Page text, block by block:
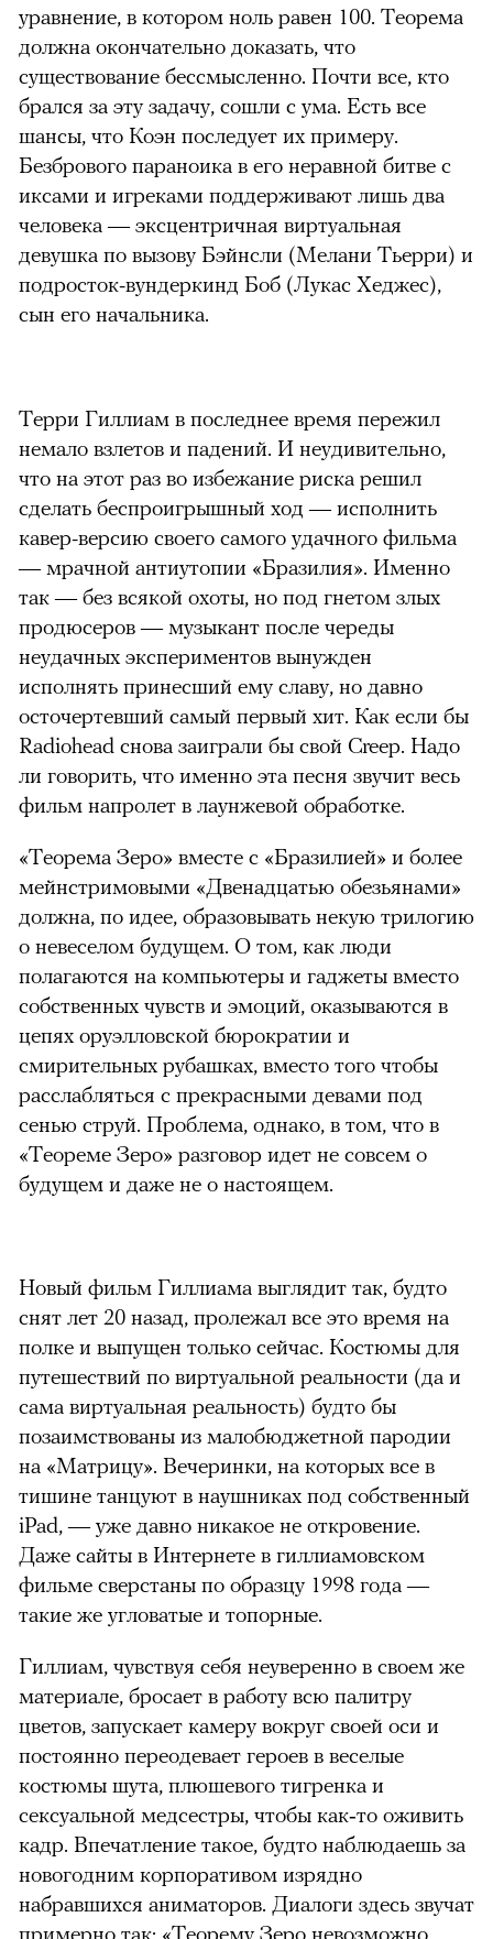
уравнение, в котором ноль равен 100. Теорема
должна окончательно доказать, что
существование бессмысленно. Почти все, кто
брался за эту задачу, сошли с ума. Есть все
шансы, что Коэн последует их примеру.
Безбрового параноика в его неравной битве с
иксами и игреками поддерживают лишь два
человека — эксцентричная виртуальная
девушка по вызову Бэйнсли (Мелани Тьерри) и
подросток-вундеркинд Боб (Лукас Хеджес),
сын его начальника.
00:00/00:00
можно через
Терри Гиллиам в последнее время пережил
немало взлетов и падений. И неудивительно,
что на этот раз во избежание риска решил
сделать беспроигрышный ход — исполнить
кавер-версию своего самого удачного фильма
— мрачной антиутопии «Бразилия». Именно
так — без всякой охоты, но под гнетом злых
продюсеров — музыкант после череды
неудачных экспериментов вынужден
исполнять принесший ему славу, но давно
осточертевший самый первый хит. Как если бы
Radiohead снова заиграли бы свой Creep. Надо
ли говорить, что именно эта песня звучит весь
фильм напролет в лаунжевой обработке.
«Теорема Зеро» вместе с «Бразилией» и более
мейнстримовыми «Двенадцатью обезьянами»
должна, по идее, образовывать некую трилогию
о невеселом будущем. О том, как люди
полагаются на компьютеры и гаджеты вместо
собственных чувств и эмоций, оказываются в
цепях оруэлловской бюрократии и
смирительных рубашках, вместо того чтобы
расслабляться с прекрасными девами под
сенью струй. Проблема, однако, в том, что в
«Теореме Зеро» разговор идет не совсем о
будущем и даже не о настоящем.
Новый фильм Гиллиама выглядит так, будто
снят лет 20 назад, пролежал все это время на
полке и выпущен только сейчас. Костюмы для
путешествий по виртуальной реальности (да и
сама виртуальная реальность) будто бы
позаимствованы из малобюджетной пародии
на «Матрицу». Вечеринки, на которых все в
тишине танцуют в наушниках под собственный
iPad, — уже давно никакое не откровение.
Даже сайты в Интернете в гиллиамовском
фильме сверстаны по образцу 1998 года —
такие же угловатые и топорные.
Гиллиам, чувствуя себя неуверенно в своем же
материале, бросает в работу всю палитру
цветов, запускает камеру вокруг своей оси и
постоянно переодевает героев в веселые
костюмы шута, плюшевого тигренка и
сексуальной медсестры, чтобы как‑то оживить
кадр. Впечатление такое, будто наблюдаешь за
новогодним корпоративом изрядно
набравшихся аниматоров. Диалоги здесь звучат
примерно так: «Теорему Зеро невозможно